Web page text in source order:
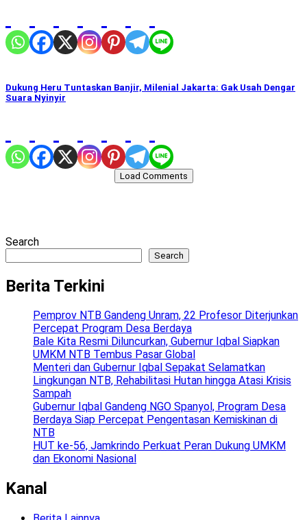
Dukung Heru Tuntaskan Banjir, Milenial Jakarta: Gak Usah Dengar
Suara Nyinyir
Load Comments
Search
Search
Berita Terkini
Pemprov NTB Gandeng Unram, 22 Profesor Diterjunkan
Percepat Program Desa Berdaya
Bale Kita Resmi Diluncurkan, Gubernur Iqbal Siapkan
UMKM NTB Tembus Pasar Global
Menteri dan Gubernur Iqbal Sepakat Selamatkan
Lingkungan NTB, Rehabilitasi Hutan hingga Atasi Krisis
Sampah
Gubernur Iqbal Gandeng NGO Spanyol, Program Desa
Berdaya Siap Percepat Pengentasan Kemiskinan di
NTB
HUT ke-56, Jamkrindo Perkuat Peran Dukung UMKM
dan Ekonomi Nasional
Kanal